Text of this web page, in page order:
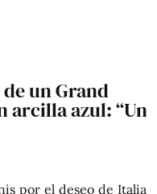
un Grand
arcilla azul: “Un
por el deseo de Italia